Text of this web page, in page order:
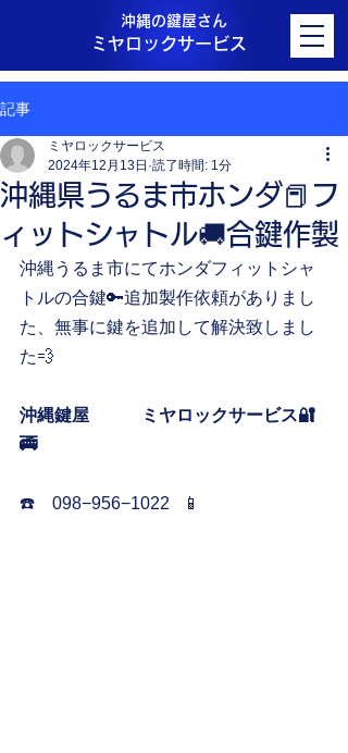
ミヤロックサービス
沖縄の鍵屋さん
記事
沖縄県うるま市ホンダ📕フ
ィットシャトル🚚合鍵作製
ミヤロックサービス
2024年12月13日 読了時間: 1分
沖縄うるま市にてホンダフィットシャ
トルの合鍵🔑追加製作依頼がありまし
た、無事に鍵を追加して解決致しまし
た💨
沖縄鍵屋　　　ミヤロックサービス🔐
🚎
☎️    098−956−1022   📱